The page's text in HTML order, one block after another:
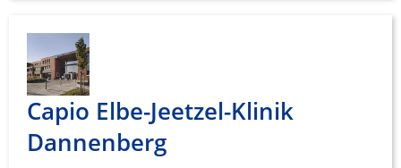
Capio Elbe-Jeetzel-Klinik
Dannenberg